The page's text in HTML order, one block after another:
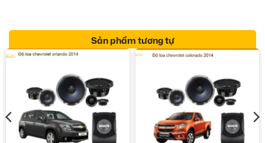
Sản phẩm tương tự